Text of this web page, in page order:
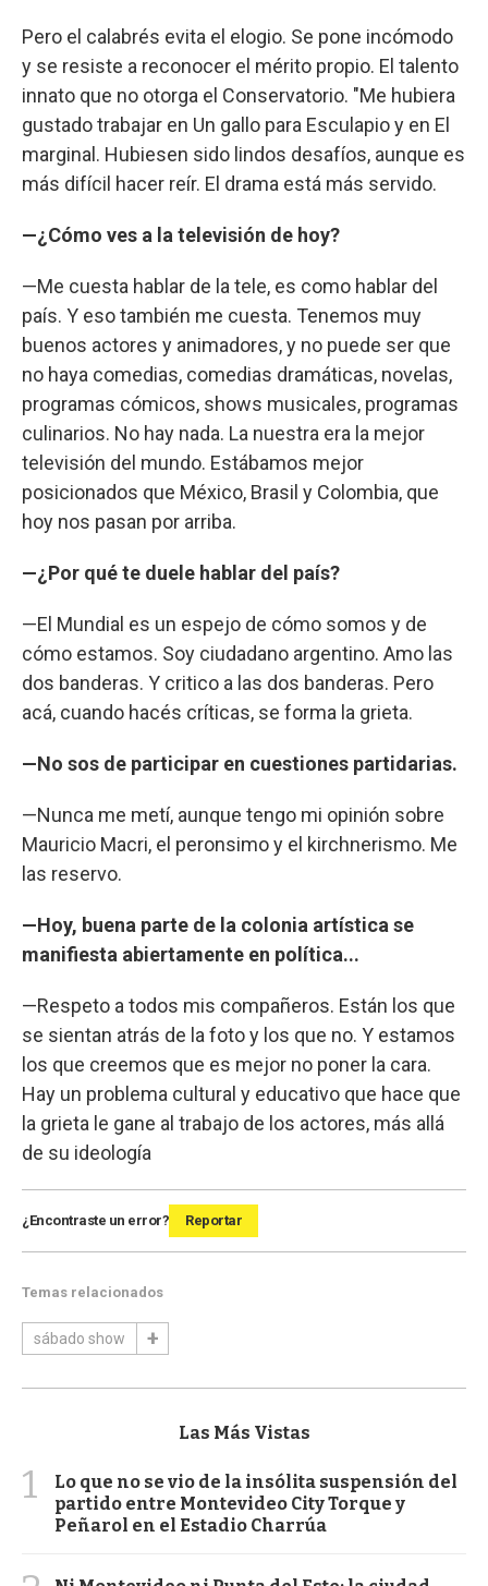
Pero el calabrés evita el elogio. Se pone incómodo
y se resiste a reconocer el mérito propio. El talento
innato que no otorga el Conservatorio. "Me hubiera
gustado trabajar en Un gallo para Esculapio y en El
marginal. Hubiesen sido lindos desafíos, aunque es
más difícil hacer reír. El drama está más servido.
—¿Cómo ves a la televisión de hoy?
—Me cuesta hablar de la tele, es como hablar del
país. Y eso también me cuesta. Tenemos muy
buenos actores y animadores, y no puede ser que
no haya comedias, comedias dramáticas, novelas,
programas cómicos, shows musicales, programas
culinarios. No hay nada. La nuestra era la mejor
televisión del mundo. Estábamos mejor
posicionados que México, Brasil y Colombia, que
hoy nos pasan por arriba.
—¿Por qué te duele hablar del país?
—El Mundial es un espejo de cómo somos y de
cómo estamos. Soy ciudadano argentino. Amo las
dos banderas. Y critico a las dos banderas. Pero
acá, cuando hacés críticas, se forma la grieta.
—No sos de participar en cuestiones partidarias.
—Nunca me metí, aunque tengo mi opinión sobre
Mauricio Macri, el peronsimo y el kirchnerismo. Me
las reservo.
—Hoy, buena parte de la colonia artística se
manifiesta abiertamente en política...
—Respeto a todos mis compañeros. Están los que
se sientan atrás de la foto y los que no. Y estamos
los que creemos que es mejor no poner la cara.
Hay un problema cultural y educativo que hace que
la grieta le gane al trabajo de los actores, más allá
de su ideología
¿Encontraste un error? Reportar
Temas relacionados
sábado show
Las Más Vistas
1
Lo que no se vio de la insólita suspensión del
partido entre Montevideo City Torque y
Peñarol en el Estadio Charrúa